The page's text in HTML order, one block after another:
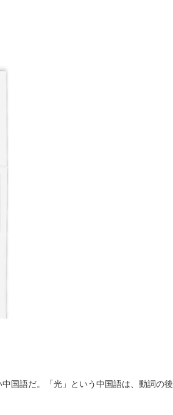
国語だ。「光」という中国語は、動詞の後